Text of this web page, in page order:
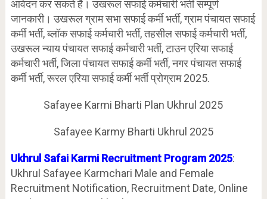
आवेदन कर सकते हैं। उखरूल सफाई कर्मचारी भर्ती सम्पूर्ण
जानकारी। उखरूल ग्राम सभा सफाई कर्मी भर्ती, ग्राम पंचायत सफाई
कर्मी भर्ती, ब्लॉक सफाई कर्मचारी भर्ती, तहसील सफाई कर्मचारी भर्ती,
उखरूल न्याय पंचायत सफाई कर्मचारी भर्ती, टाउन एरिया सफाई
कर्मचारी भर्ती, जिला पंचायत सफाई कर्मी भर्ती, नगर पंचायत सफाई
कर्मी भर्ती, रूरल एरिया सफाई कर्मी भर्ती प्रोग्राम 2025.
Safayee Karmi Bharti Plan Ukhrul 2025
Safayee Karmy Bharti Ukhrul 2025
Ukhrul Safai Karmi Recruitment Program 2025:
Ukhrul Safayee Karmchari Male and Female
Recruitment Notification, Recruitment Date, Online